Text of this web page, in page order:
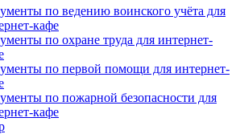
по ведению воинского учёта для
кафе
по охране труда для интернет-
по первой помощи для интернет-
по пожарной безопасности для
кафе